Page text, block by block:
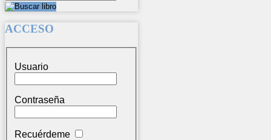
ACCESO
Usuario
Contraseña
Recuérdeme